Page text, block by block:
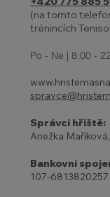
(na tomto
trénincích
Po - Ne | 8:00 -
Správci hřiště:
Anežka
Bankovní
107-